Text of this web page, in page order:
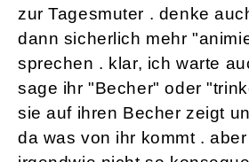
zur Tagesmuter . denke
dann sicherlich mehr
sprechen . klar, ich warte
sage ihr "Becher" oder
sie auf ihren Becher zeigt
da was von ihr kommt .